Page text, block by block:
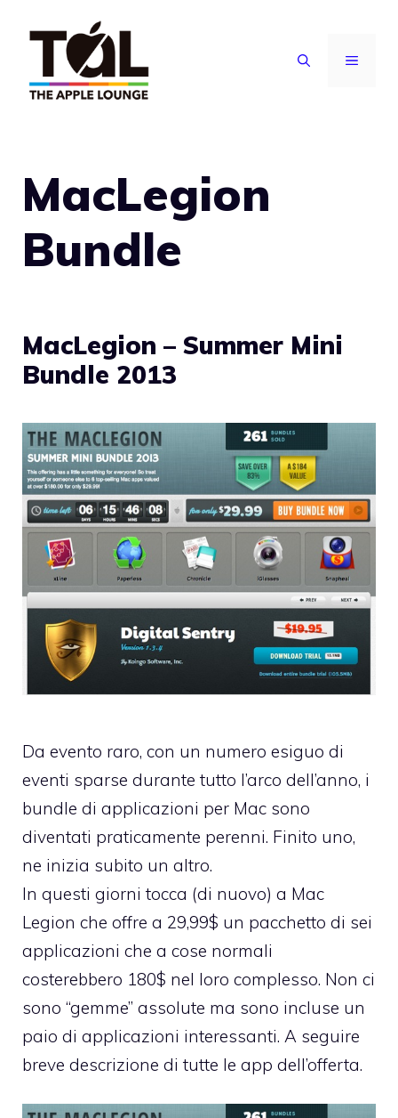
contenuto
MENU
MacLegion
Bundle
MacLegion – Summer Mini
Bundle 2013
Da evento raro, con un numero esiguo di
eventi sparse durante tutto l’arco dell’anno, i
bundle di applicazioni per Mac sono
diventati praticamente perenni. Finito uno,
ne inizia subito un altro.
In questi giorni tocca (di nuovo) a Mac
Legion che offre a 29,99$ un pacchetto di sei
applicazioni che a cose normali
costerebbero 180$ nel loro complesso. Non ci
sono “gemme” assolute ma sono incluse un
paio di applicazioni interessanti. A seguire
breve descrizione di tutte le app dell’offerta.